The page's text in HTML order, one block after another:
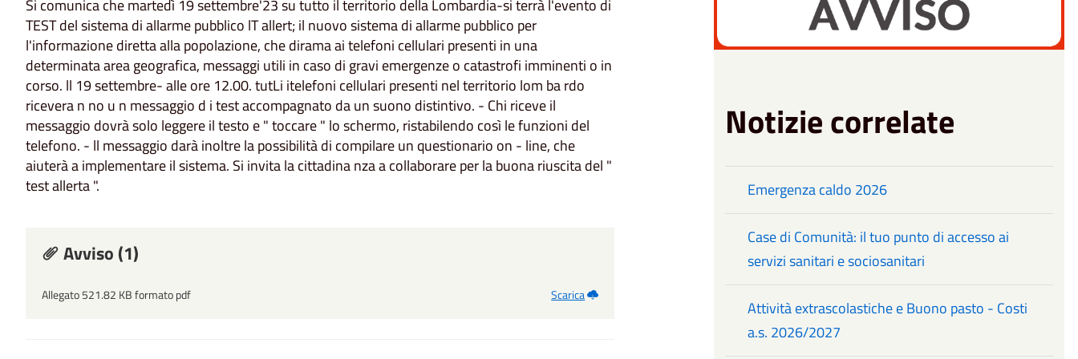
Si comunica che martedì 19 settembre'23 su tutto il territorio della Lombardia-si terrà l'evento di
TEST del sistema di allarme pubblico lT allert; il nuovo sistema di allarme pubblico per
l'informazione diretta alla popolazione, che dirama ai telefoni cellulari presenti in una
determinata area geografica, messaggi utili in caso di gravi emergenze o catastrofi imminenti o in
corso. ll 19 settembre- alle ore 12.00. tutLi itelefoni cellulari presenti nel territorio lom ba rdo
ricevera n no u n messaggio d i test accompagnato da un suono distintivo. - Chi riceve il
messaggio dovrà solo leggere il testo e " toccare " lo schermo, ristabilendo così le funzioni del
telefono. - ll messaggio darà inoltre la possibilità di compilare un questionario on - line, che
aiuterà a implementare il sistema. Si invita la cittadina nza a collaborare per la buona riuscita del "
test allerta ".
Avviso (1)
Allegato 521.82 KB formato pdf Scarica
Notizie correlate
Emergenza caldo 2026
Case di Comunità: il tuo punto di accesso ai
servizi sanitari e sociosanitari
Attività extrascolastiche e Buono pasto - Costi
a.s. 2026/2027